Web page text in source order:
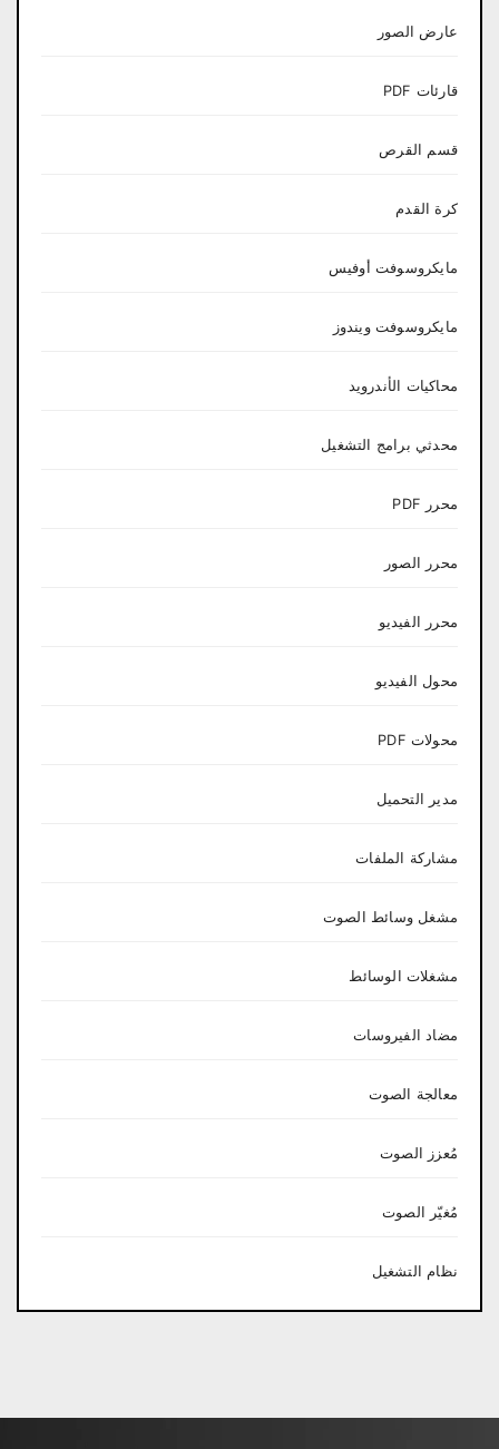
عارض الصور
قارئات PDF
قسم القرص
كرة القدم
مايكروسوفت أوفيس
مايكروسوفت ويندوز
محاكيات الأندرويد
محدثي برامج التشغيل
محرر PDF
محرر الصور
محرر الفيديو
محول الفيديو
محولات PDF
مدير التحميل
مشاركة الملفات
مشغل وسائط الصوت
مشغلات الوسائط
مضاد الفيروسات
معالجة الصوت
مُعزز الصوت
مُغيّر الصوت
نظام التشغيل